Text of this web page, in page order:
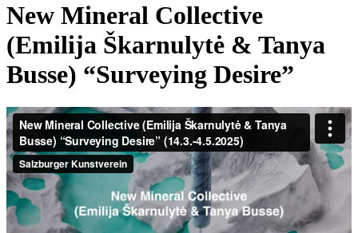
New Mineral Collective
(Emilija Škarnulytė & Tanya
Busse) “Surveying Desire”